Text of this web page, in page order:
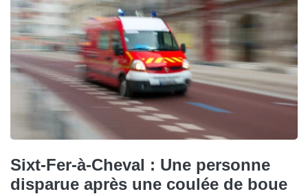
Sixt-Fer-à-Cheval : Une personne
disparue après une coulée de boue